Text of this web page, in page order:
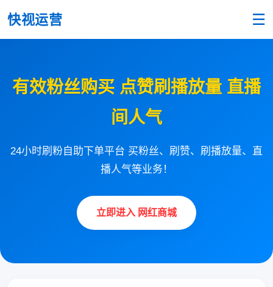
快视运营 ☰
有效粉丝购买 点赞刷播放量 直播
间人气
24小时刷粉自助下单平台 买粉丝、刷赞、刷播放量、直
播人气等业务！
立即进入 网红商城